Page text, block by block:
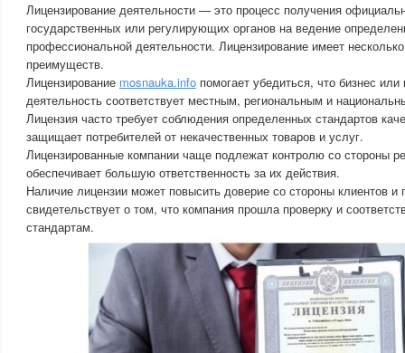
Лицензирование деятельности — это процесс получения
государственных или регулирующих органов на ведение
профессиональной деятельности. Лицензирование имеет
преимуществ.
Лицензирование mosnauka.info помогает убедиться, что бизнес
деятельность соответствует местным, региональным и
Лицензия часто требует соблюдения определенных стандартов
защищает потребителей от некачественных товаров и услуг.
Лицензированные компании чаще подлежат контролю со стороны
обеспечивает большую ответственность за их действия.
Наличие лицензии может повысить доверие со стороны клиентов и
свидетельствует о том, что компания прошла проверку и
стандартам.